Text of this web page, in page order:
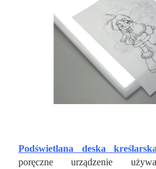
Podświetlana deska
poręczne urządzenie